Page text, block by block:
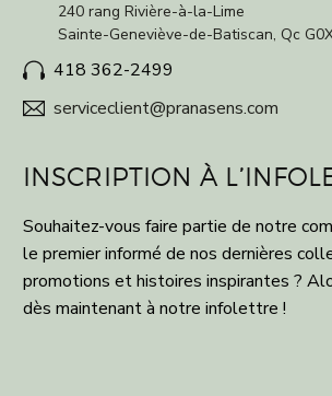
240 rang Rivière-à-la-Lime
Sainte-Geneviève-de-Batiscan, Qc

 418 362-2499

 serviceclient@pranasens.com
INSCRIPTION À
Souhaitez-vous faire partie de notre
le premier informé de nos dernières
promotions et histoires inspirantes ?
dès maintenant à notre infolettre !